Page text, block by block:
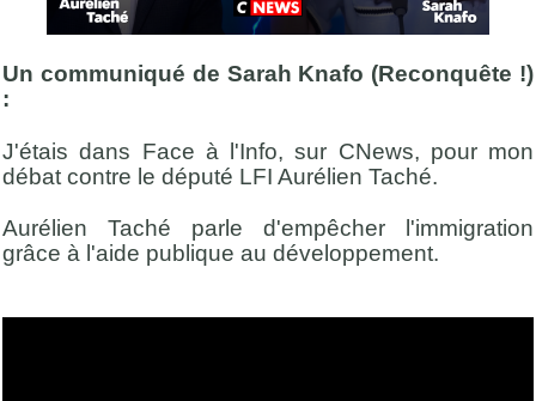
Un communiqué de Sarah Knafo (Reconquête !)
:
J'étais dans Face à l'Info, sur CNews, pour mon
débat contre le député LFI Aurélien Taché.
Aurélien Taché parle d'empêcher l'immigration
grâce à l'aide publique au développement.